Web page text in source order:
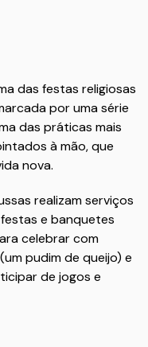
das festas religiosas
por uma série
das práticas mais
à mão, que
nova.
realizam serviços
e banquetes
celebrar com
pudim de queijo) e
de jogos e